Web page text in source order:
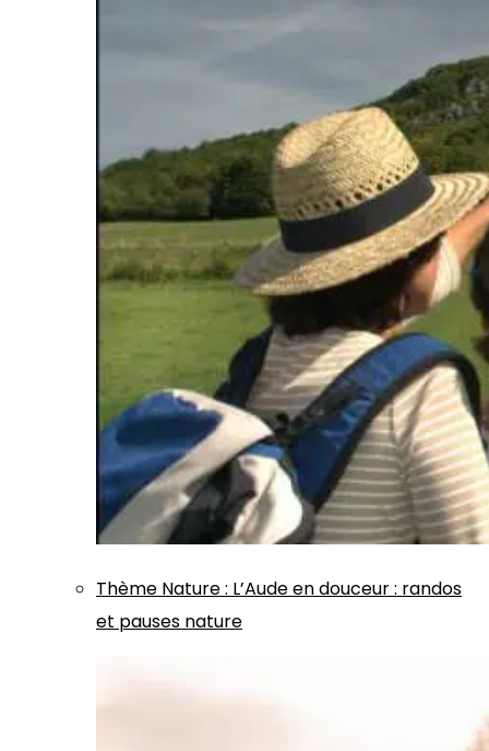
Thème Nature: L’Aude en douceur : randos
et pauses nature